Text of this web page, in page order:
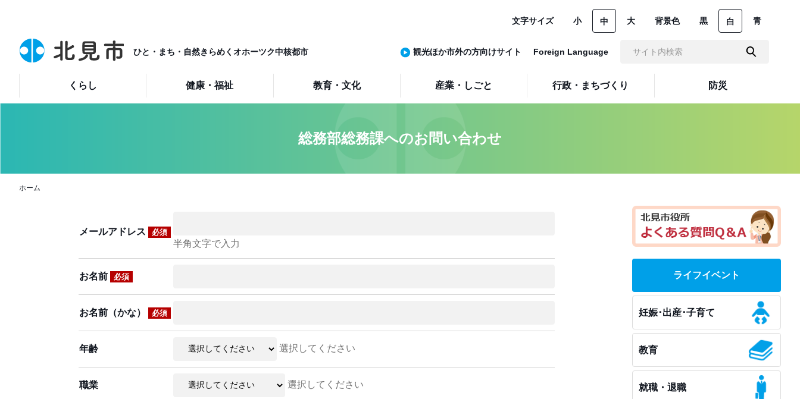
ひと・まち・自然きらめくオホーツク中核都市
くらし 健康・福祉 教育・文化 産業・しごと 行政・まちづくり 防災
文字サイズ 小 中 大 背景色 黒 白 青
観光ほか市外の方向けサイト Foreign Language
総務部総務課へのお問い合わせ
ホーム
メールアドレス 必須
半角文字で入力
お名前 必須
お名前（かな） 必須
年齢 選択してください
職業 選択してください
ライフイベント
妊娠･出産･子育て
教育
就職・退職